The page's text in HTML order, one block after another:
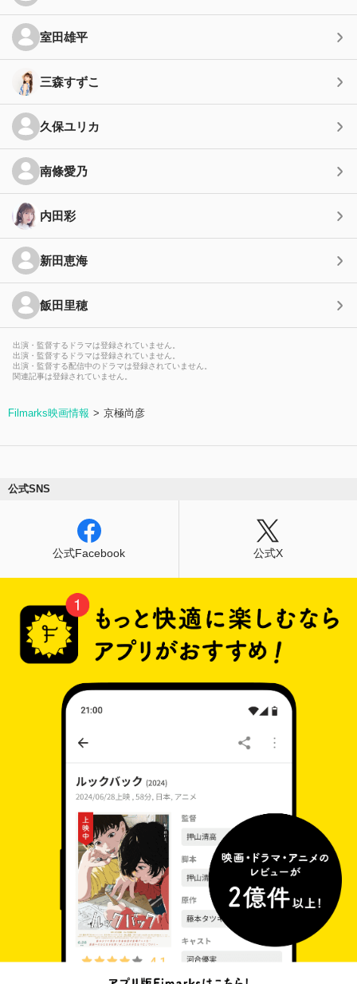
室田雄平
三森すずこ
久保ユリカ
南條愛乃
内田彩
新田恵海
飯田里穂
出演・監督するドラマは登録されていません。
出演・監督するドラマは登録されていません。
出演・監督する配信中のドラマは登録されていません。
関連記事は登録されていません。
Filmarks映画情報 京極尚彦
公式SNS
公式Facebook 公式X